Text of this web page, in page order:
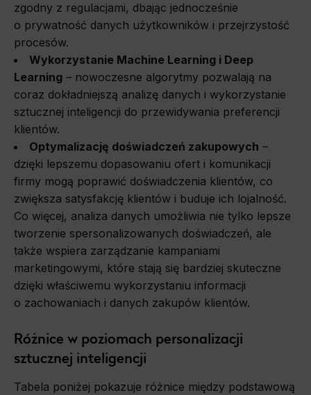
zgodny z regulacjami, dbając jednocześnie
o prywatność danych użytkowników i przejrzystość
procesów.
Wykorzystanie Machine Learning i Deep
Learning – nowoczesne algorytmy pozwalają na
coraz dokładniejszą analizę danych i wykorzystanie
sztucznej inteligencji do przewidywania preferencji
klientów.
Optymalizację doświadczeń zakupowych –
dzięki lepszemu dopasowaniu ofert i komunikacji
firmy mogą poprawić doświadczenia klientów, co
zwiększa satysfakcję klientów i buduje ich lojalność.
Co więcej, analiza danych umożliwia nie tylko lepsze
tworzenie spersonalizowanych doświadczeń, ale
także wspiera zarządzanie kampaniami
marketingowymi, które stają się bardziej skuteczne
dzięki właściwemu wykorzystaniu informacji
o zachowaniach i danych zakupów klientów.
Różnice w poziomach personalizacji
sztucznej inteligencji
Tabela poniżej pokazuje różnice między podstawową